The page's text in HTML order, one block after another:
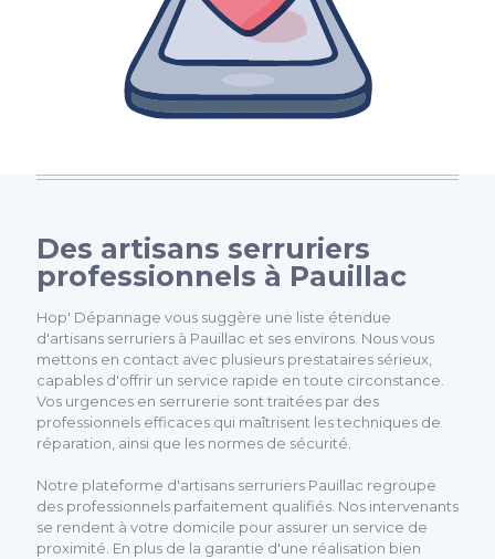
Des artisans serruriers
professionnels à Pauillac
Hop' Dépannage vous suggère une liste étendue
d'artisans serruriers à Pauillac et ses environs. Nous vous
mettons en contact avec plusieurs prestataires sérieux,
capables d'offrir un service rapide en toute circonstance.
Vos urgences en serrurerie sont traitées par des
professionnels efficaces qui maîtrisent les techniques de
réparation, ainsi que les normes de sécurité.
Notre plateforme d'artisans serruriers Pauillac regroupe
des professionnels parfaitement qualifiés. Nos intervenants
se rendent à votre domicile pour assurer un service de
proximité. En plus de la garantie d'une réalisation bien